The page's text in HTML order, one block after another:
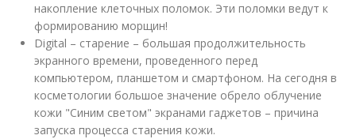
накопление клеточных поломок. Эти поломки ведут к
формированию морщин!
Digital – старение – большая продолжительность
экранного времени, проведенного перед
компьютером, планшетом и смартфоном. На сегодня в
косметологии большое значение обрело облучение
кожи "Синим светом" экранами гаджетов – причина
запуска процесса старения кожи.